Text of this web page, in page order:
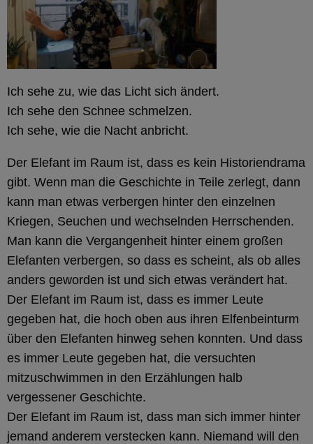
Ich sehe zu, wie das Licht sich ändert.
Ich sehe den Schnee schmelzen.
Ich sehe, wie die Nacht anbricht.
Der Elefant im Raum ist, dass es kein Historiendrama
gibt. Wenn man die Geschichte in Teile zerlegt, dann
kann man etwas verbergen hinter den einzelnen
Kriegen, Seuchen und wechselnden Herrschenden.
Man kann die Vergangenheit hinter einem großen
Elefanten verbergen, so dass es scheint, als ob alles
anders geworden ist und sich etwas verändert hat.
Der Elefant im Raum ist, dass es immer Leute
gegeben hat, die hoch oben aus ihren Elfenbeinturm
über den Elefanten hinweg sehen konnten. Und dass
es immer Leute gegeben hat, die versuchten
mitzuschwimmen in den Erzählungen halb
vergessener Geschichte.
Der Elefant im Raum ist, dass man sich immer hinter
jemand anderem verstecken kann. Niemand will den